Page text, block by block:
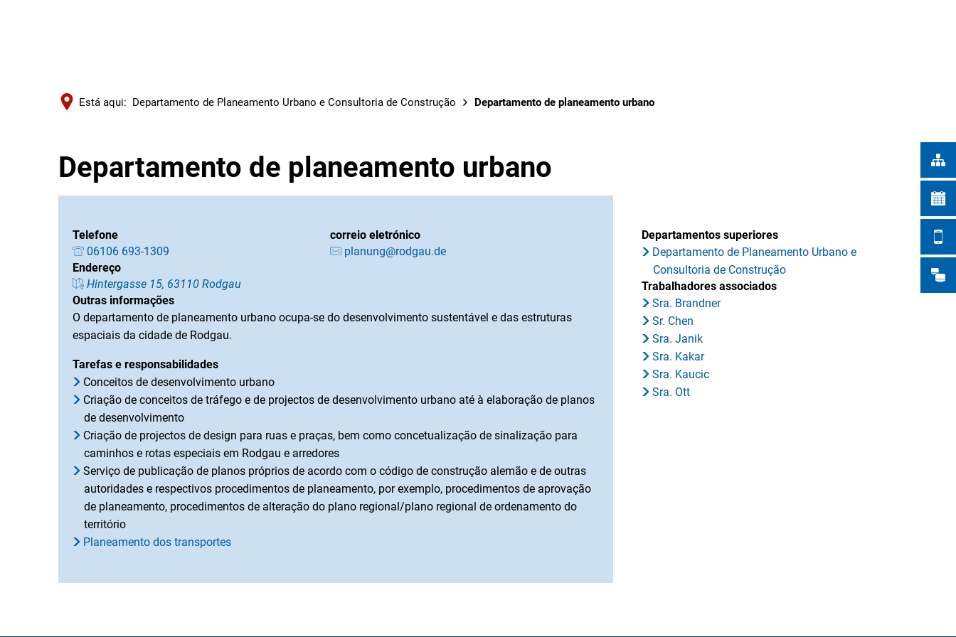
Está aqui: Departamento de Planeamento Urbano e Consultoria de Construção Departamento de planeamento urbano
Departamento de planeamento urbano
Telefone
06106 693-1309
correio eletrónico
planung@rodgau.de
Endereço
Hintergasse 15, 63110 Rodgau
Outras informações
O departamento de planeamento urbano ocupa-se do desenvolvimento sustentável e das estruturas
espaciais da cidade de Rodgau.
Tarefas e responsabilidades
Conceitos de desenvolvimento urbano
Criação de conceitos de tráfego e de projectos de desenvolvimento urbano até à elaboração de planos
de desenvolvimento
Criação de projectos de design para ruas e praças, bem como concetualização de sinalização para
caminhos e rotas especiais em Rodgau e arredores
Serviço de publicação de planos próprios de acordo com o código de construção alemão e de outras
autoridades e respectivos procedimentos de planeamento, por exemplo, procedimentos de aprovação
de planeamento, procedimentos de alteração do plano regional/plano regional de ordenamento do
território
Planeamento dos transportes
Departamentos superiores
Departamento de Planeamento Urbano e
Consultoria de Construção
Trabalhadores associados
Sra. Brandner
Sr. Chen
Sra. Janik
Sra. Kakar
Sra. Kaucic
Sra. Ott